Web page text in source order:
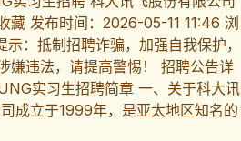
发布时间：2026-05-11 11:46 浏
：抵制招聘诈骗，加强自我保护，
嫌违法，请提高警惕！ 招聘公告详
实习生招聘简章 一、关于科大讯
成立于1999年，是亚太地区知名的